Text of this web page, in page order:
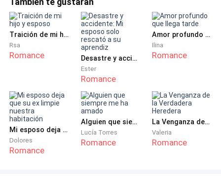
imaginaba.
—¡Por favor, apúrate! No puedo esperar mucho, me
estoy acercando al borde del acantilado —dije con
voz temblorosa.
llamar.
—¿Es Natalia? ¿Daniel no está contigo?
—Él saltó primero con Mariana, mi paracaídas está
difíciles, pero ahora que él tiene dinero, ¡entonces te metes
en medio! ¿No te da vergüenza?—Habla con respeto.
Mariana tiene problemas cardíacos; ella fue al e
Traición de mi hijo y esposo
Rsa
Romance Desastre y accidente: Mi esposo solo rescató a su aprendiz
Ester
Romance
Amor profundo que llega tarde
Ilina
Romance
Mi esposo deja que su ex limpie nuestra habitación
Dolores
Romance
Alguien que siempre me ha amado
Lucía Torres
Romance
La Venganza de la Verdadera Heredera
Valeria
Romance